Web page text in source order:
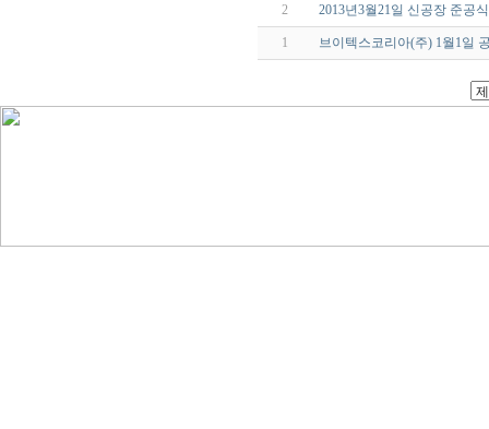
2 2013년3월21일 신공장 준공식
1 브이텍스코리아(주) 1월1일